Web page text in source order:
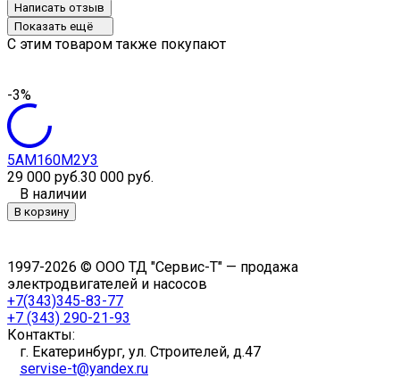
Написать отзыв
Показать ещё
C этим товаром также покупают
-3%
5АМ160M2У3
29 000 руб.30 000 руб.
В наличии
В корзину
1997-2026 © ООО ТД "Сервис-Т" — продажа
электродвигателей и насосов
+7(343)345-83-77
+7 (343) 290-21-93
Контакты:
г. Екатеринбург, ул. Строителей, д.47
servise-t@yandex.ru